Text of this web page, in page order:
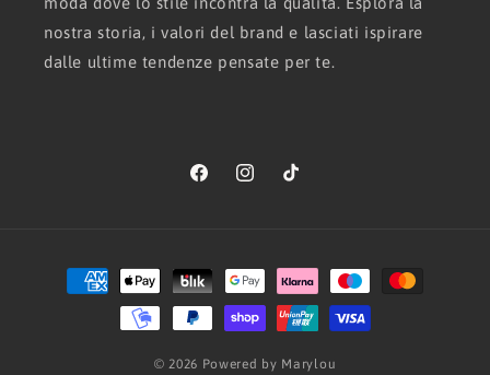
nostra storia, i valori del brand e lasciati ispirare
dalle ultime tendenze pensate per te.
FacebookInstagramTikTok
Metodi
di
pagamento
© 2026 Powered by Marylou